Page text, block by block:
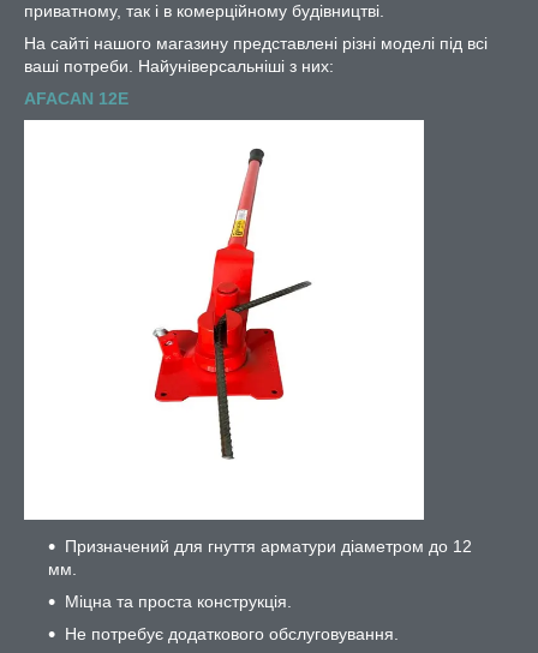
приватному, так і в комерційному будівництві.
На сайті нашого магазину представлені різні моделі під всі
ваші потреби. Найуніверсальніші з них:
AFACAN 12E
Призначений для гнуття арматури діаметром до 12
мм.
Міцна та проста конструкція.
Не потребує додаткового обслуговування.